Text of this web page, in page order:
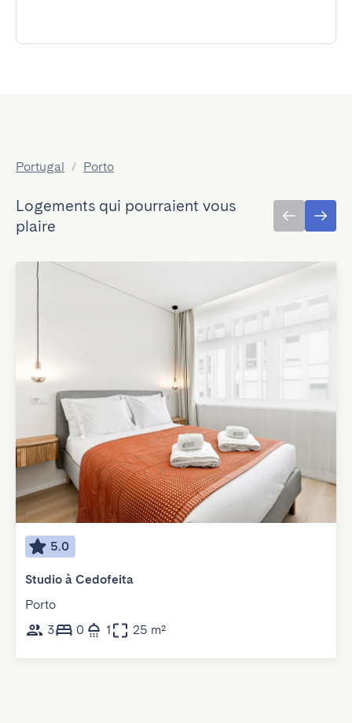
Portugal / Porto
Logements qui pourraient vous
plaire
5.0
Studio à Cedofeita
Porto
3
0 1 25 m²